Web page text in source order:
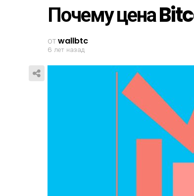
Почему цена
отwallbtc
6 лет назад